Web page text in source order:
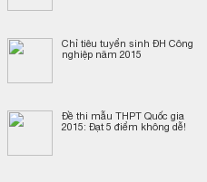
Chỉ tiêu tuyển sinh ĐH Công
nghiệp năm 2015
Đề thi mẫu THPT Quốc gia
2015: Đạt 5 điểm không dễ!